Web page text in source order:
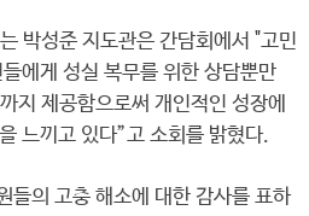
박성준 지도관은 간담회에서 "고민
에게 성실 복무를 위한 상담뿐만
지 제공함으로써 개인적인 성장에
느끼고 있다”고 소회를 밝혔다.
들의 고충 해소에 대한 감사를 표하